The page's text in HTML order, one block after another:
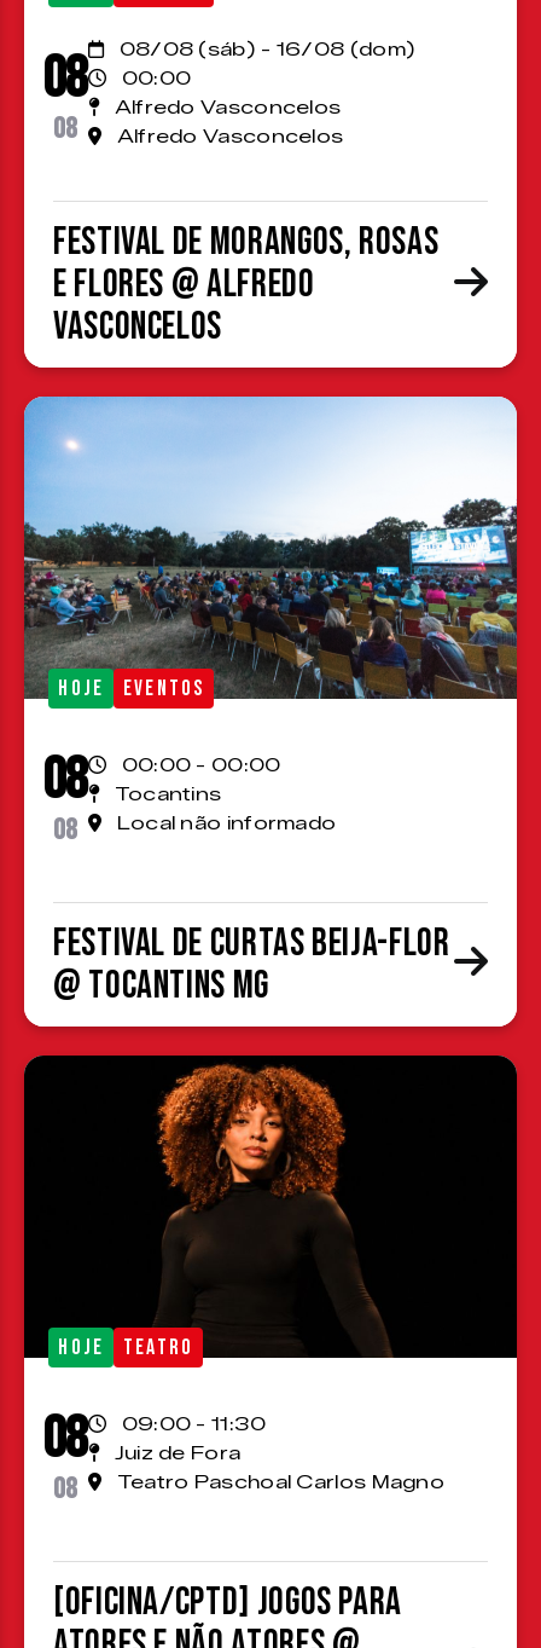
08
08
08/08 (sáb) - 16/08 (dom)
00:00
Alfredo Vasconcelos
Alfredo Vasconcelos
Festival de Morangos, Rosas
e Flores @ Alfredo
Vasconcelos
HOJE EVENTOS
08
08
00:00 - 00:00
Tocantins
Local não informado
Festival de Curtas Beija-Flor
@ Tocantins MG
HOJE TEATRO
08
08
09:00 - 11:30
Juiz de Fora
Teatro Paschoal Carlos Magno
[OFICINA/CPTD] Jogos para